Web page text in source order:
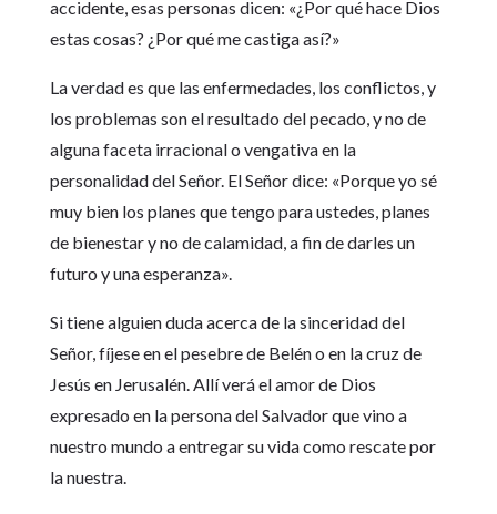
accidente, esas personas dicen: «¿Por qué hace Dios
estas cosas? ¿Por qué me castiga así?»
La verdad es que las enfermedades, los conflictos, y
los problemas son el resultado del pecado, y no de
alguna faceta irracional o vengativa en la
personalidad del Señor. El Señor dice: «Porque yo sé
muy bien los planes que tengo para ustedes, planes
de bienestar y no de calamidad, a fin de darles un
futuro y una esperanza».
Si tiene alguien duda acerca de la sinceridad del
Señor, fíjese en el pesebre de Belén o en la cruz de
Jesús en Jerusalén. Allí verá el amor de Dios
expresado en la persona del Salvador que vino a
nuestro mundo a entregar su vida como rescate por
la nuestra.